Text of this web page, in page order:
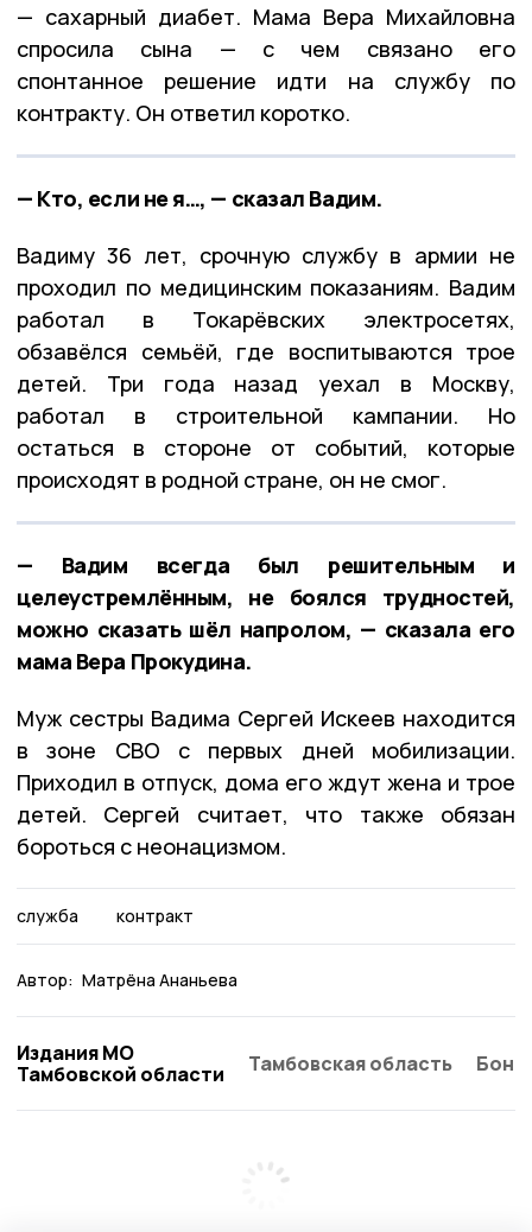
— сахарный диабет. Мама Вера Михайловна
спросила сына — с чем связано его
спонтанное решение идти на службу по
контракту. Он ответил коротко.
— Кто, если не я…, — сказал Вадим.
Вадиму 36 лет, срочную службу в армии не
проходил по медицинским показаниям. Вадим
работал в Токарёвских электросетях,
обзавёлся семьёй, где воспитываются трое
детей. Три года назад уехал в Москву,
работал в строительной кампании. Но
остаться в стороне от событий, которые
происходят в родной стране, он не смог.
— Вадим всегда был решительным и
целеустремлённым, не боялся трудностей,
можно сказать шёл напролом, — сказала его
мама Вера Прокудина.
Муж сестры Вадима Сергей Искеев находится
в зоне СВО с первых дней мобилизации.
Приходил в отпуск, дома его ждут жена и трое
детей. Сергей считает, что также обязан
бороться с неонацизмом.
служба контракт
Автор: Матрёна Ананьева
Издания МО
Тамбовской области
Тамбовская область